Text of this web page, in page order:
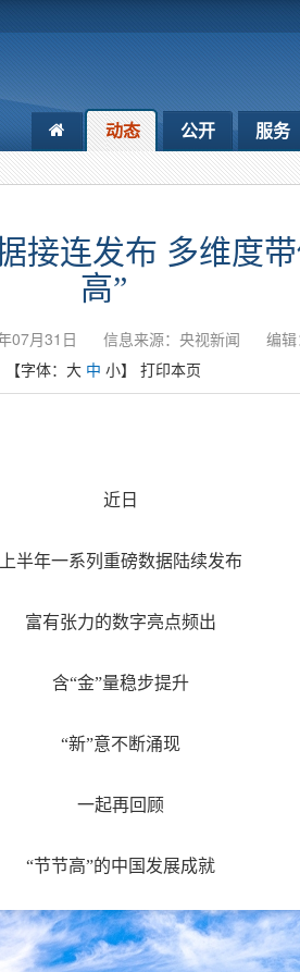
动态 公开 服务
接连发布 多维度
高”
07月31日 信息来源：央视新闻
编
【字体： 大 中 小】 打印本页
近日
上半年一系列重磅数据陆续发布
富有张力的数字亮点频出
含“金”量稳步提升
“新”意不断涌现
一起再回顾
“节节高”的中国发展成就